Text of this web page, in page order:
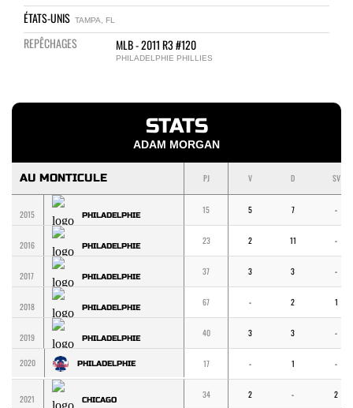
ÉTATS-UNIS TAMPA, FL
REPÊCHAGES MLB - 2011 R3 #120
PHILADELPHIE PHILLIES
STATS
ADAM MORGAN
AU MONTICULE PJ V D SV
2015 PHILADELPHIE 15 5 7 -
2016 PHILADELPHIE 23 2 11 -
2017 PHILADELPHIE 37 3 3 -
2018 PHILADELPHIE 67 - 2 1
2019 PHILADELPHIE 40 3 3 -
2020 PHILADELPHIE 17 - 1 -
2021 CHICAGO 34 2 - 2